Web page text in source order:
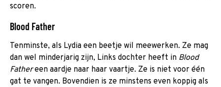
scoren.
Blood Father
Tenminste, als Lydia een beetje wil meewerken. Ze mag
dan wel minderjarig zijn, Links dochter heeft in Blood
Fathereen aardje naar haar vaartje. Ze is niet voor één
gat te vangen. Bovendien is ze minstens even koppig als